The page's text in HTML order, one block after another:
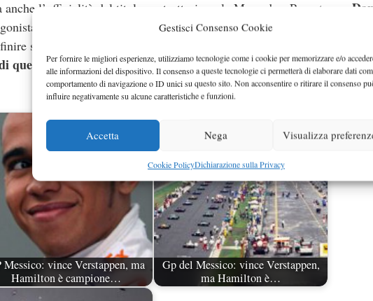
Gestisci Consenso Cookie
Per fornire le migliori esperienze, utilizziamo tecnologie come i cookie per memorizzare e/o
alle informazioni del dispositivo. Il consenso a queste tecnologie ci permetterà di elaborare dati
comportamento di navigazione o ID unici su questo sito. Non acconsentire o ritirare il consenso
influire negativamente su alcune caratteristiche e funzioni.
Accetta Nega Visualizza
Cookie PolicyDichiarazione sulla Privacy
l’ufficialità del titolo costruttori per la Mercedes. Peccato per
fino al sedicesimo giro, quando un guasto al motore lo ha messo
sul podio. Tra sette giorni si ritorna in pista, questa volta a
questo mondiale.Hamilton vede ormai la linea del traguardo sempre
Messico: vince Verstappen, ma
Hamilton è campione…
Gp del Messico: vince Verstappen,
ma Hamilton è…